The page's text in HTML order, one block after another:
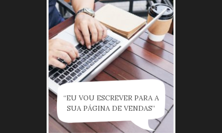
“EU VOU ESCREVER PARA A
SUA PÁGINA DE VENDAS”